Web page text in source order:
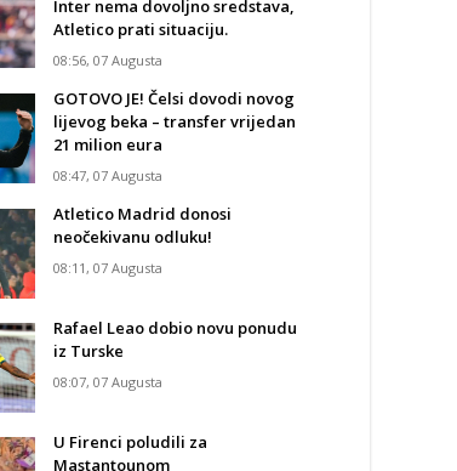
Inter nema dovoljno sredstava,
Atletico prati situaciju.
08:56, 07 Augusta
GOTOVO JE! Čelsi dovodi novog
lijevog beka – transfer vrijedan
21 milion eura
08:47, 07 Augusta
Atletico Madrid donosi
neočekivanu odluku!
08:11, 07 Augusta
Rafael Leao dobio novu ponudu
iz Turske
08:07, 07 Augusta
U Firenci poludili za
Mastantounom